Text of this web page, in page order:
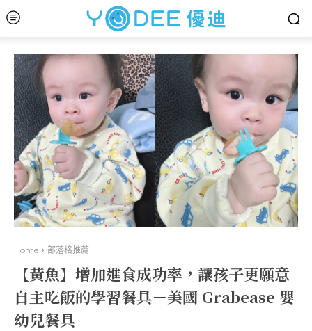
Home 部落格推薦
【黃魚】增加進食成功率，讓孩子更願意
自主吃飯的學習餐具－美國 Grabease 嬰
幼兒餐具